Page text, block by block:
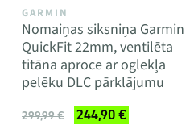
GARMIN
Nomaiņas siksniņa Garmin
QuickFit 22mm, ventilēta
titāna aproce ar oglekļa
pelēku DLC pārklājumu
299,99 € 244,90 €